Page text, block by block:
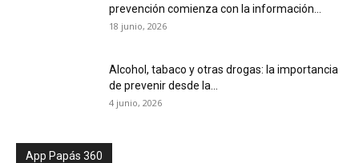
prevención comienza con la información...
18 junio, 2026
Alcohol, tabaco y otras drogas: la importancia
de prevenir desde la...
4 junio, 2026
App Papás 360